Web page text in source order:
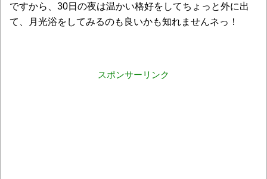
ですから、30日の夜は温かい格好をしてちょっと外に出
て、月光浴をしてみるのも良いかも知れませんネっ！
スポンサーリンク